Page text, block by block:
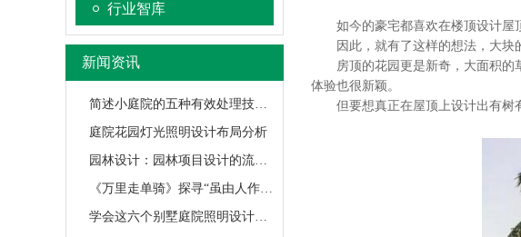
行业智库
新闻资讯
简述小庭院的五种有效处理技巧，都来看看吧！
庭院花园灯光照明设计布局分析
园林设计：园林项目设计的流程是怎么的？
《万里走单骑》探寻“虽由人作，宛若天开”的苏州园林之秘
学会这六个别墅庭院照明设计的技巧和方法，真的很实用
如今的豪宅都喜欢在楼顶设计屋顶
因此，就有了这样的想法，大块的
房顶的花园更是新奇，大面积的草
体验也很新颖。
但要想真正在屋顶上设计出有树有